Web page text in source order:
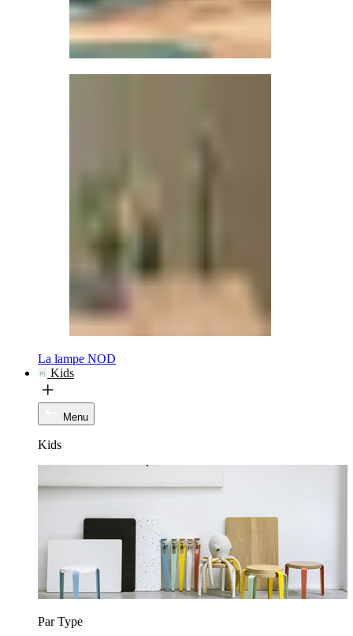
La lampe NOD
Kids
Menu
Kids
Par Type